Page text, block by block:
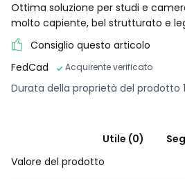
Ottima soluzione per studi e
molto capiente, bel strutturato e
Consiglio questo articolo
FedCad
Acquirente verificato
Durata della proprietà del prodotto
Utile (0)
Valore del prodotto